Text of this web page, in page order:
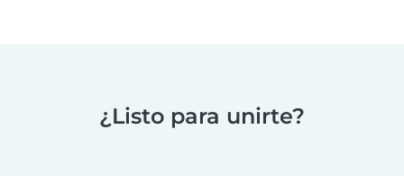
¿Listo para unirte?